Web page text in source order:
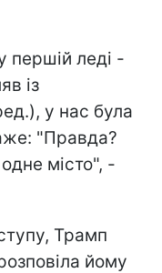
леді -
із
у нас була
"Правда?
місто", -
Трамп
йому